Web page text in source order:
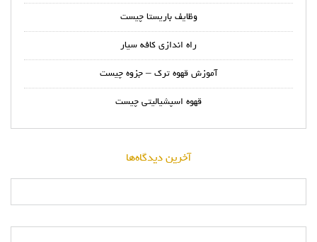
وظایف باریستا چیست
راه اندازی کافه سیار
آموزش قهوه ترک – جزوه چیست
قهوه اسپشیالیتی چیست
آخرین دیدگاه‌ها